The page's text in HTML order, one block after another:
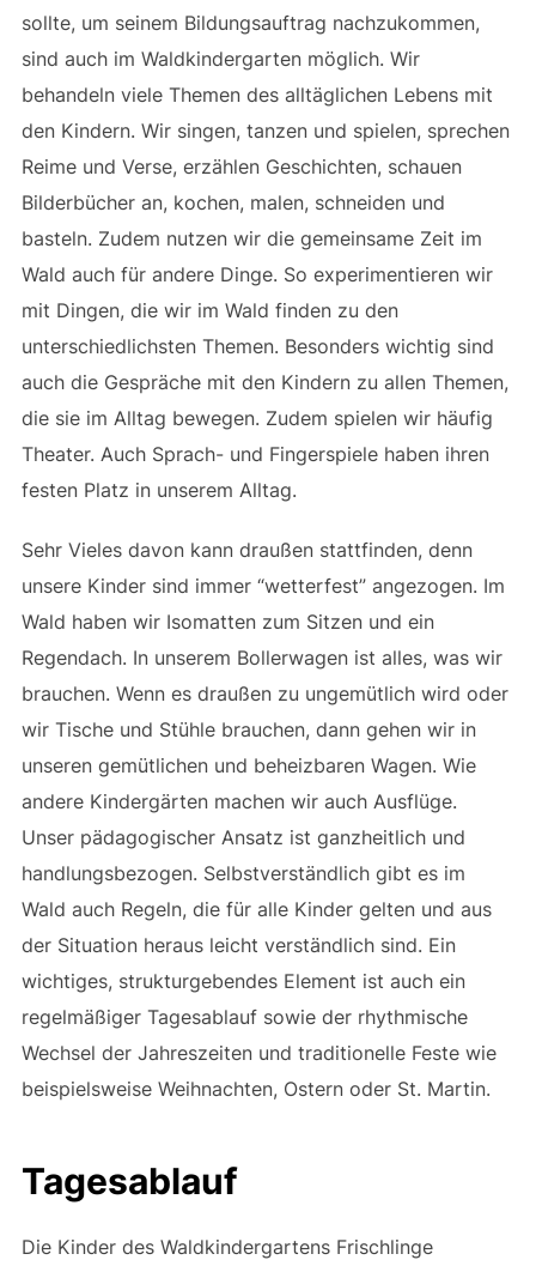
sollte, um seinem Bildungsauftrag nachzukommen,
sind auch im Waldkindergarten möglich. Wir
behandeln viele Themen des alltäglichen Lebens mit
den Kindern. Wir singen, tanzen und spielen, sprechen
Reime und Verse, erzählen Geschichten, schauen
Bilderbücher an, kochen, malen, schneiden und
basteln. Zudem nutzen wir die gemeinsame Zeit im
Wald auch für andere Dinge. So experimentieren wir
mit Dingen, die wir im Wald finden zu den
unterschiedlichsten Themen. Besonders wichtig sind
auch die Gespräche mit den Kindern zu allen Themen,
die sie im Alltag bewegen. Zudem spielen wir häufig
Theater. Auch Sprach- und Fingerspiele haben ihren
festen Platz in unserem Alltag.
Sehr Vieles davon kann draußen stattfinden, denn
unsere Kinder sind immer “wetterfest” angezogen. Im
Wald haben wir Isomatten zum Sitzen und ein
Regendach. In unserem Bollerwagen ist alles, was wir
brauchen. Wenn es draußen zu ungemütlich wird oder
wir Tische und Stühle brauchen, dann gehen wir in
unseren gemütlichen und beheizbaren Wagen. Wie
andere Kindergärten machen wir auch Ausflüge.
Unser pädagogischer Ansatz ist ganzheitlich und
handlungsbezogen. Selbstverständlich gibt es im
Wald auch Regeln, die für alle Kinder gelten und aus
der Situation heraus leicht verständlich sind. Ein
wichtiges, strukturgebendes Element ist auch ein
regelmäßiger Tagesablauf sowie der rhythmische
Wechsel der Jahreszeiten und traditionelle Feste wie
beispielsweise Weihnachten, Ostern oder St. Martin.
Tagesablauf
Die Kinder des Waldkindergartens Frischlinge